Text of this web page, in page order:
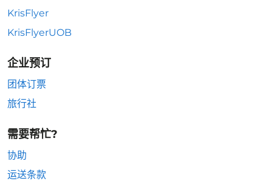
KrisFlyer
KrisFlyerUOB
企业预订
团体订票
旅行社
需要帮忙?
协助
运送条款